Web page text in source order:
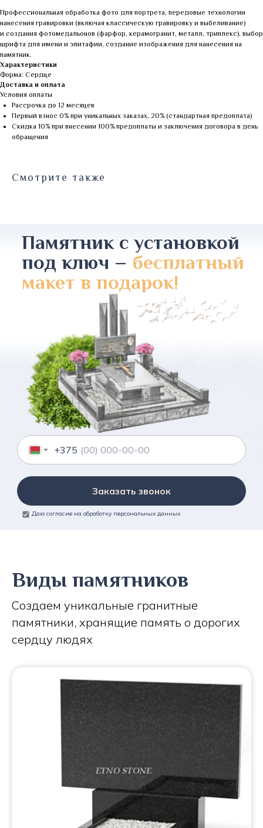
Профессиональная обработка фото для портрета, передовые технологии
нанесения гравировки (включая классическую гравировку и выбеливание)
и создания фотомедальонов (фарфор, керамогранит, металл, триплекс), выбор
шрифта для имени и эпитафии, создание изображения для нанесения на
памятник.
Характеристики
Форма: Сердце
Доставка и оплата
Условия оплаты
Рассрочка до 12 месяцев
Первый взнос 0% при уникальных заказах, 20% (стандартная предоплата)
Скидка 10% при внесении 100% предоплаты и заключения договора в день
обращения
Смотрите также
Памятник с установкой
под ключ – бесплатный
макет в подарок!
+375
Заказать звонок
Даю согласие на обработку персональных данных
Виды памятников
Создаем уникальные гранитные
памятники, хранящие память о дорогих
сердцу людях